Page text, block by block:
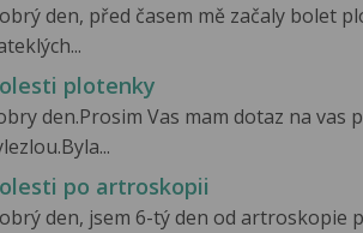
den, před časem mě začaly bolet
plotenky
den.Prosim Vas mam dotaz na
po artroskopii
den, jsem 6-tý den od artroskopie